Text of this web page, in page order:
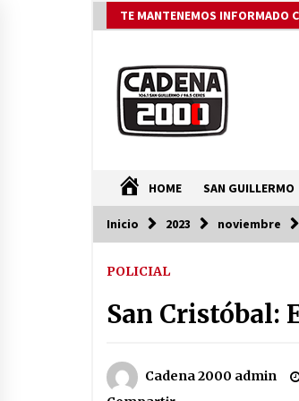
Saltar
al
TE MANTENEMOS INFORMADO
HOME SAN GUILLERMO
ÚLTIMAS
continúa
capacitación
Ceres: Se
preventiva de
Inicio 2023 noviembre
POLICIAL
San Cristóbal:
Cadena 2000 admin